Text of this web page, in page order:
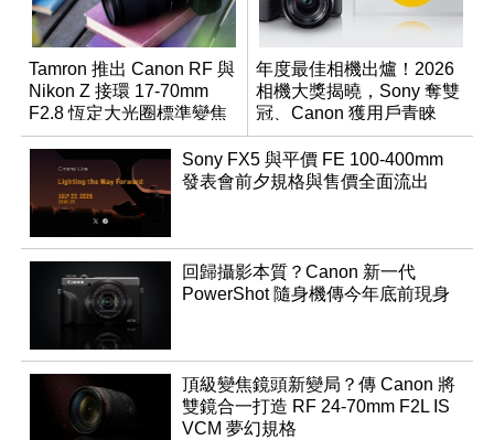
Tamron 推出 Canon RF 與
Nikon Z 接環 17-70mm
F2.8 恆定大光圈標準變焦
鏡
年度最佳相機出爐！2026
相機大獎揭曉，Sony 奪雙
冠、Canon 獲用戶青睞
Sony FX5 與平價 FE 100-400mm
發表會前夕規格與售價全面流出
回歸攝影本質？Canon 新一代
PowerShot 隨身機傳今年底前現身
頂級變焦鏡頭新變局？傳 Canon 將
雙鏡合一打造 RF 24-70mm F2L IS
VCM 夢幻規格